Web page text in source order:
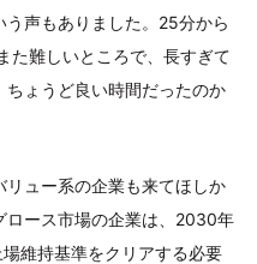
う声もありました。25分から
た難しいところで、長すぎて
ょうど良い時間だったのか
ュー系の企業も来てほしか
ロース市場の企業は、2030年
維持基準をクリアする必要